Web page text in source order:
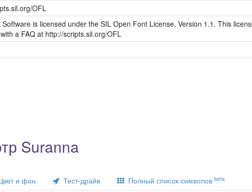
OFL
is licensed under the SIL Open Font License, Version 1.1. This
a FAQ at http://scripts.sil.org/OFL
Suranna
и фон Тест-драйв Полный список символов beta